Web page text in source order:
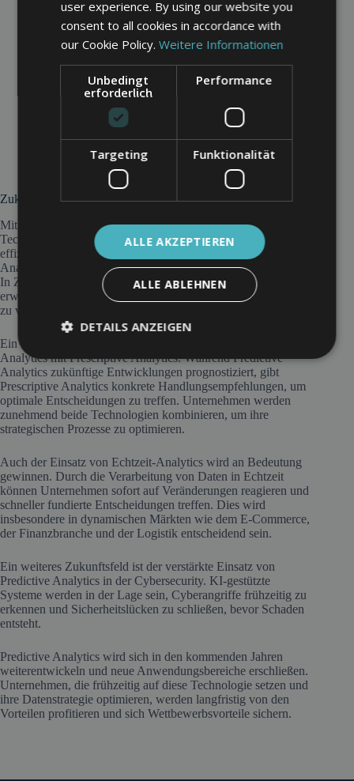
Datenschutz: Der Umgang mit sensiblen Daten,
insbesondere im Gesundheits- oder Finanzbereich,
erfordert hohe Sicherheitsstandards und die Einhaltung
gesetzlicher Vorschriften wie derDSGVO.
Modellgenauigkeit: Nicht alle Prognosen sind
zuverlässig. Wenn Modelle falsch trainiert oder
fehlerhafte Daten verwendet werden, können
Fehlprognosen negative Folgen haben.
Ethische Fragen: Predictive Analytics kann auch dazu
genutzt werden, um Menschen zu überwachen oder
Verhaltensweisen zu manipulieren. Unternehmen
müssen daher ethische Richtlinien beachten.
Zukunft von Predictive Analytics
Mit der Weiterentwicklung von KI und Big Data-
Technologien wird Predictive Analytics immer präziser und
effizienter. Unternehmen investieren verstärkt in automatisierte
Analyseprozesse, um Echtzeit-Vorhersagen zu ermöglichen.
In Zukunft könnten noch genauere Algorithmen und
erweiterte Datenquellen dazu beitragen, Vorhersagen weiter
zu verbessern und neue Einsatzmöglichkeiten zu erschließen.
Ein bedeutender Trend ist die Kombination von Predictive
Analytics mit Prescriptive Analytics. Während Predictive
Analytics zukünftige Entwicklungen prognostiziert, gibt
Prescriptive Analytics konkrete Handlungsempfehlungen, um
optimale Entscheidungen zu treffen. Unternehmen werden
zunehmend beide Technologien kombinieren, um ihre
strategischen Prozesse zu optimieren.
Auch der Einsatz von Echtzeit-Analytics wird an Bedeutung
gewinnen. Durch die Verarbeitung von Daten in Echtzeit
können Unternehmen sofort auf Veränderungen reagieren und
schneller fundierte Entscheidungen treffen. Dies wird
insbesondere in dynamischen Märkten wie dem E-Commerce,
der Finanzbranche und der Logistik entscheidend sein.
Ein weiteres Zukunftsfeld ist der verstärkte Einsatz von
Predictive Analytics in der Cybersecurity. KI-gestützte
Systeme werden in der Lage sein, Cyberangriffe frühzeitig zu
erkennen und Sicherheitslücken zu schließen, bevor Schaden
entsteht.
Predictive Analytics wird sich in den kommenden Jahren
weiterentwickeln und neue Anwendungsbereiche erschließen.
Unternehmen, die frühzeitig auf diese Technologie setzen und
ihre Datenstrategie optimieren, werden langfristig von den
Vorteilen profitieren und sich Wettbewerbsvorteile sichern.
user experience. By using our website you
consent to all cookies in accordance with
our Cookie Policy.Weitere Informationen
Unbedingt
erforderlich
Performance
Targeting Funktionalität
ALLE AKZEPTIEREN
ALLE ABLEHNEN
DETAILS ANZEIGEN